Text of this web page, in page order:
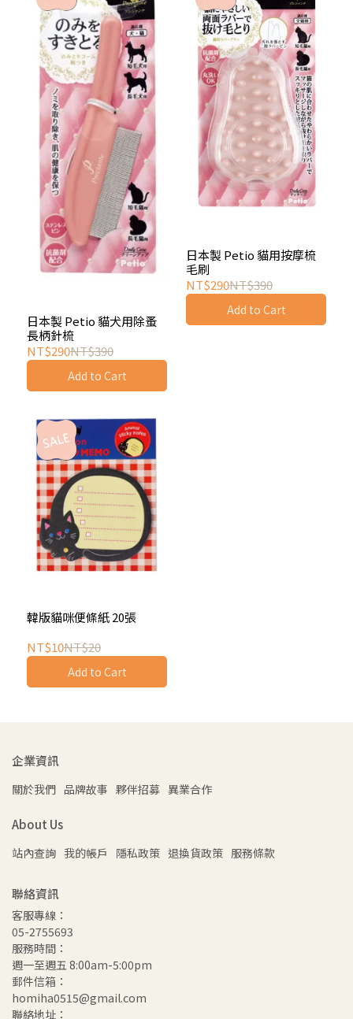
日本製 Petio 貓犬用除蚤
長柄針梳
NT$290NT$390
Add to Cart
日本製 Petio 貓用按摩梳
毛刷
NT$290NT$390
Add to Cart
韓版貓咪便條紙 20張
NT$10NT$20
Add to Cart
企業資訊
關於我們 品牌故事 夥伴招募 異業合作
About Us
站內查詢 我的帳戶 隱私政策 退換貨政策 服務條款
聯絡資訊
客服專線：
05-2755693
服務時間：
週一至週五 8:00am-5:00pm
郵件信箱：
homiha0515@gmail.com
聯絡地址：